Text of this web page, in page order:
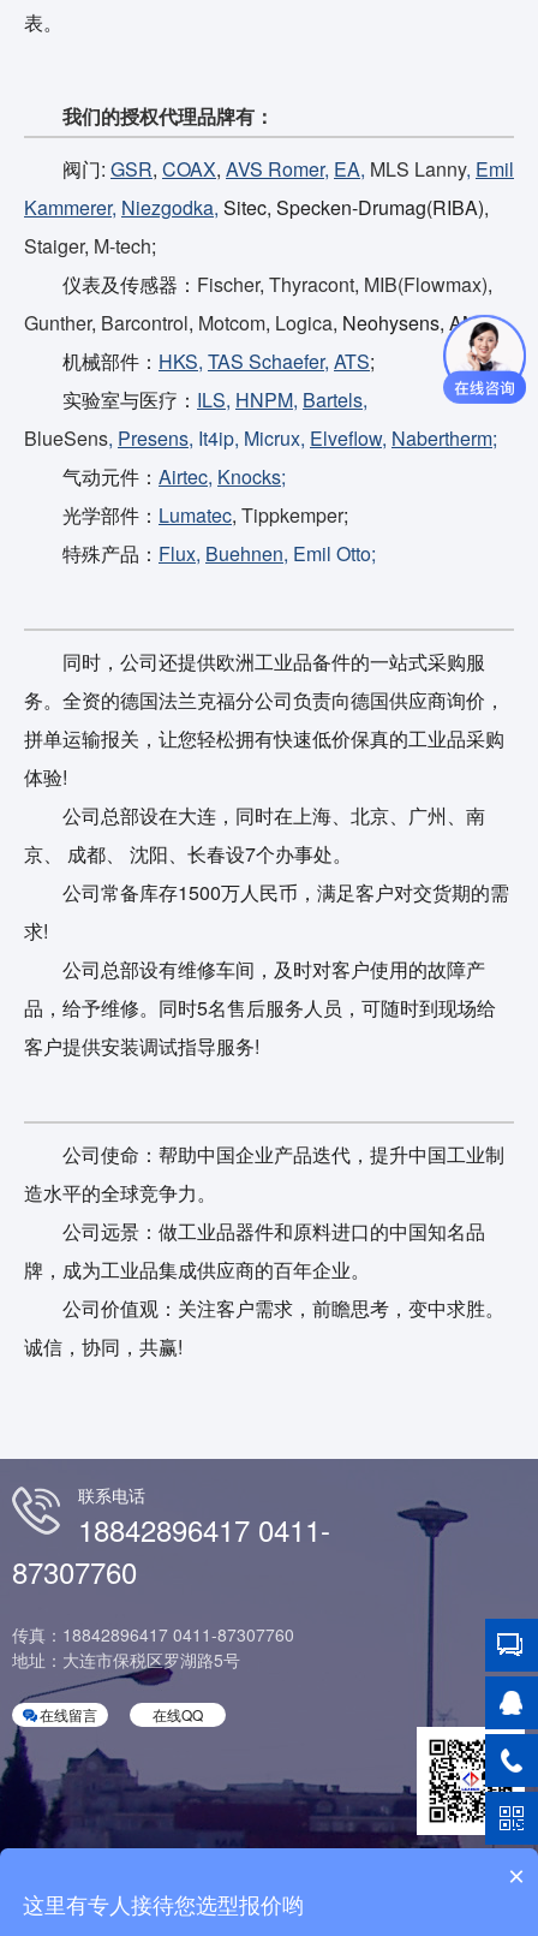
表。
我们的授权代理品牌有：
阀门: GSR, COAX, AVS Romer, EA, MLS Lanny, Emil
Kammerer, Niezgodka, Sitec, Specken-Drumag(RIBA),
Staiger, M-tech;
仪表及传感器： Fischer, Thyracont, MIB(Flowmax),
Gunther, Barcontrol, Motcom, Logica, Neohysens, AMS;
机械部件： HKS, TAS Schaefer, ATS;
实验室与医疗： ILS, HNPM, Bartels,
BlueSens, Presens, It4ip, Micrux, Elveflow, Nabertherm;
气动元件： Airtec, Knocks;
光学部件： Lumatec, Tippkemper;
特殊产品： Flux, Buehnen, Emil Otto;
同时，公司还提供欧洲工业品备件的一站式采购服
务。全资的德国法兰克福分公司负责向德国供应商询价，
拼单运输报关，让您轻松拥有快速低价保真的工业品采购
体验!
公司总部设在大连，同时在上海、北京、广州、南
京、 成都、 沈阳、长春设7个办事处。
公司常备库存1500万人民币，满足客户对交货期的需
求!
公司总部设有维修车间，及时对客户使用的故障产
品，给予维修。同时5名售后服务人员，可随时到现场给
客户提供安装调试指导服务!
公司使命：帮助中国企业产品迭代，提升中国工业制
造水平的全球竞争力。
公司远景：做工业品器件和原料进口的中国知名品
牌，成为工业品集成供应商的百年企业。
公司价值观：关注客户需求，前瞻思考，变中求胜。
诚信，协同，共赢!
联系电话
18842896417 0411-
87307760
传真：18842896417 0411-87307760
地址：大连市保税区罗湖路5号
在线留言 在线QQ
×
这里有专人接待您选型报价哟